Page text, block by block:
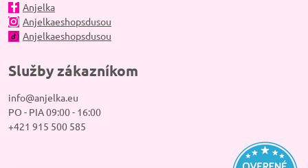
Anjelka
Anjelkaeshopsdusou
Anjelkaeshopsdusou
Služby zákazníkom
info@anjelka.eu
PO - PIA 09:00 - 16:00
+421 915 500 585